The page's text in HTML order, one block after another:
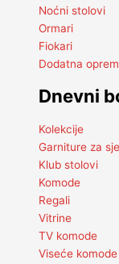
Noćni stolovi
Ormari
Fiokari
Dodatna
Dnevni
Kolekcije
Garniture za
Klub stolovi
Komode
Regali
Vitrine
TV komode
Viseće komode